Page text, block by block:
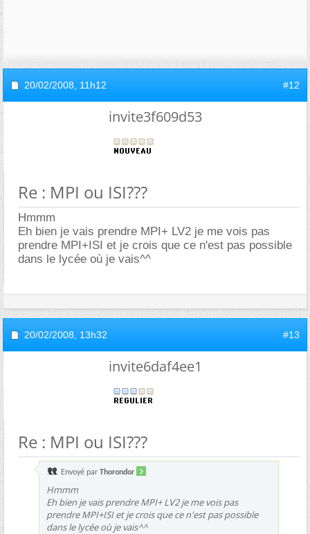
20/02/2008, 11h12 #12
invite3f609d53
Re : MPI ou ISI???
Hmmm
Eh bien je vais prendre MPI+ LV2 je me vois pas
prendre MPI+ISI et je crois que ce n'est pas possible
dans le lycée où je vais^^
20/02/2008, 13h32 #13
invite6daf4ee1
Re : MPI ou ISI???
Envoyé par Thorondor
Hmmm
Eh bien je vais prendre MPI+ LV2 je me vois pas
prendre MPI+ISI et je crois que ce n'est pas possible
dans le lycée où je vais^^